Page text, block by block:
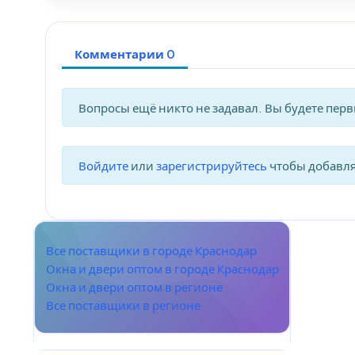
Комментарии 0
Вопросы ещё никто не задавал. Вы будете
Войдите или зарегистрируйтесь чтобы
Все поставщики в городе Краснодар
Окна и двери оптом в городе Краснодар
Окна и двери оптом в регионе
Все поставщики в регионе